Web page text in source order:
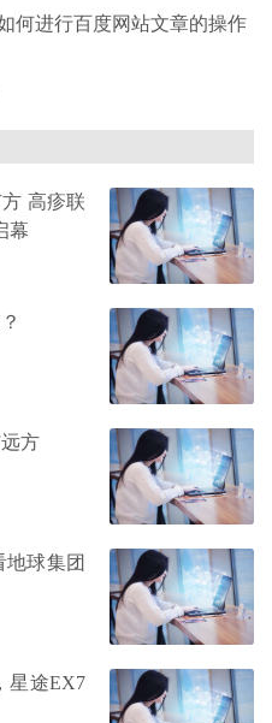
何进行百度网站文章的操作
高疹联
幕
方
球集团
星途EX7